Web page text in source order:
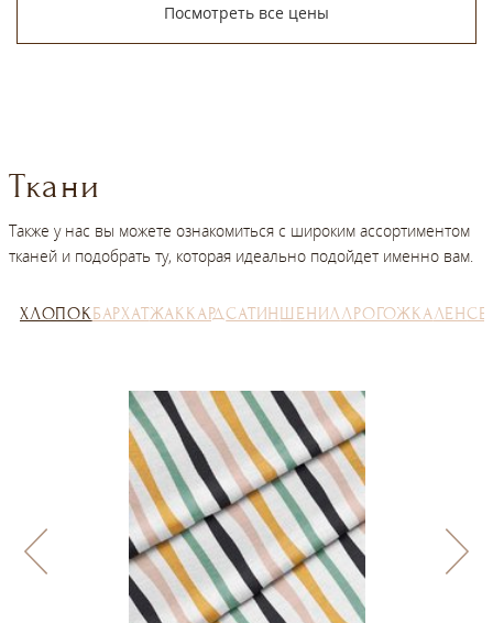
Посмотреть все цены
Ткани
Также у нас вы можете ознакомиться с широким ассортиментом
тканей и подобрать ту, которая идеально подойдет именно вам.
ХЛОПОКБАРХАТЖАККАРДСАТИНШЕНИЛЛРОГОЖКАЛЕН